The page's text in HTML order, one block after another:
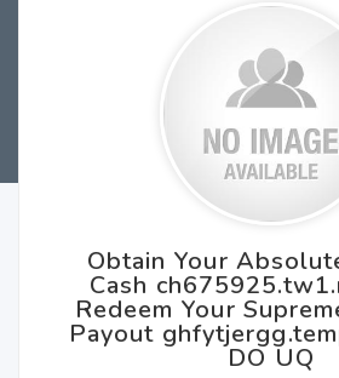
Obtain Your
Cash
Redeem Your
Payout
DO UQ